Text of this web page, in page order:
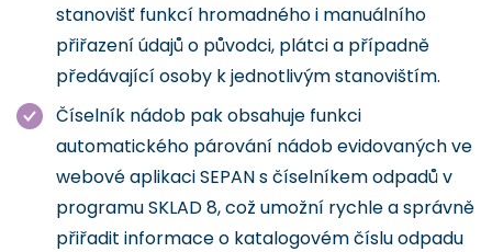
stanovišť funkcí hromadného i manuálního
přiřazení údajů o původci, plátci a případně
předávající osoby k jednotlivým stanovištím.
Číselník nádob pak obsahuje funkci
automatického párování nádob evidovaných ve
webové aplikaci SEPAN s číselníkem odpadů v
programu SKLAD 8, což umožní rychle a správně
přiřadit informace o katalogovém číslu odpadu